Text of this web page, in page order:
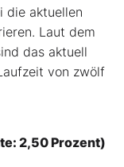
die aktuellen
Laut dem
das aktuell
von zwölf
2,50 Prozent)